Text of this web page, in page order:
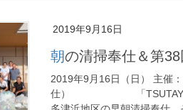
2019年9月16日
朝の清掃奉仕＆第
2019年9月16日（日） 主催
仕） 「TSUTAYA宇多